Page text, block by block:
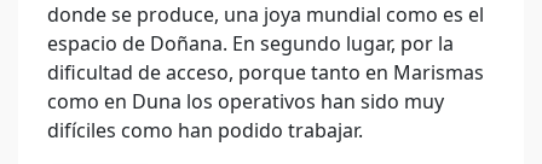
donde se produce, una joya mundial como es el
espacio de Doñana. En segundo lugar, por la
dificultad de acceso, porque tanto en Marismas
como en Duna los operativos han sido muy
difíciles como han podido trabajar.